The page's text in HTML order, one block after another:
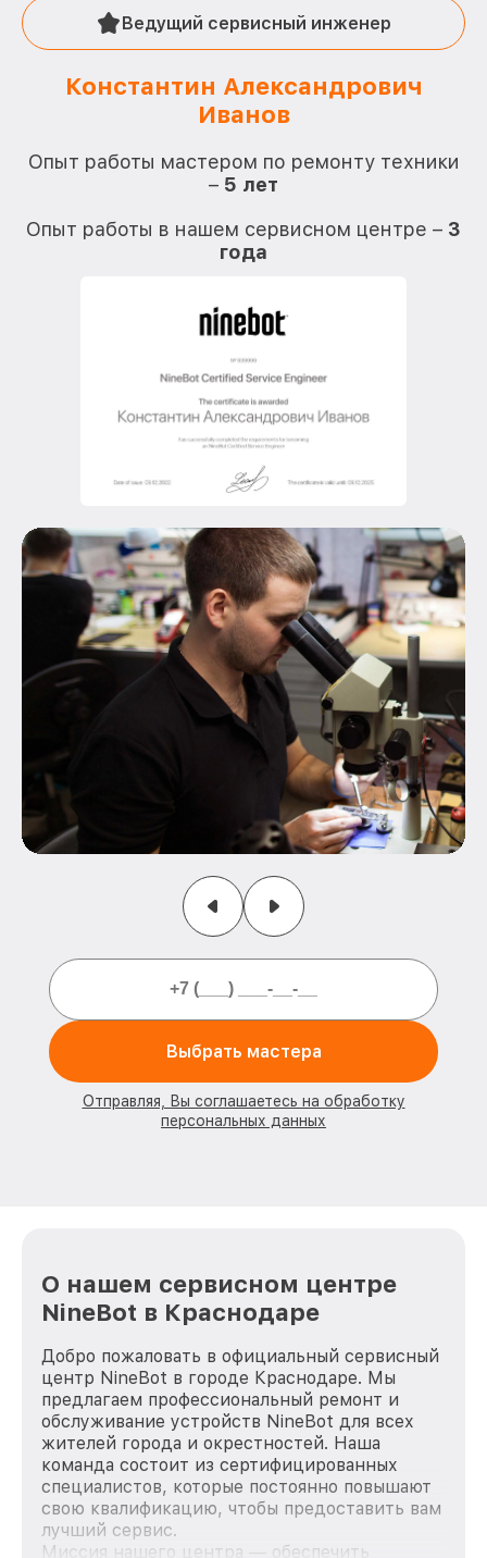
Ведущий сервисный инженер
Константин Александрович
Иванов
Опыт работы мастером по ремонту техники
– 5 лет
Опыт работы в нашем сервисном центре – 3
года
Выбрать мастера
Отправляя, Вы соглашаетесь на обработку
персональных данных
О нашем сервисном центре
NineBot в Краснодаре
Добро пожаловать в официальный сервисный
центр NineBot в городе Краснодаре. Мы
предлагаем профессиональный ремонт и
обслуживание устройств NineBot для всех
жителей города и окрестностей. Наша
команда состоит из сертифицированных
специалистов, которые постоянно повышают
свою квалификацию, чтобы предоставить вам
лучший сервис.
Миссия нашего центра — обеспечить